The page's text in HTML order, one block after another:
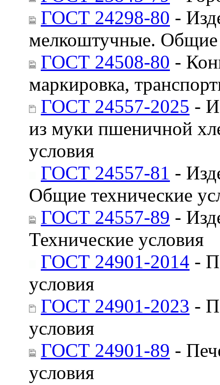
ГОСТ 24298-80 -
мелкоштучные. Общие
ГОСТ 24508-80 -
маркировка,
ГОСТ 24557-2025 -
из муки пшеничной
условия
ГОСТ 24557-81 -
Общие технические
ГОСТ 24557-89 -
Технические условия
ГОСТ 24901-2014 -
условия
ГОСТ 24901-2023 -
условия
ГОСТ 24901-89 -
условия